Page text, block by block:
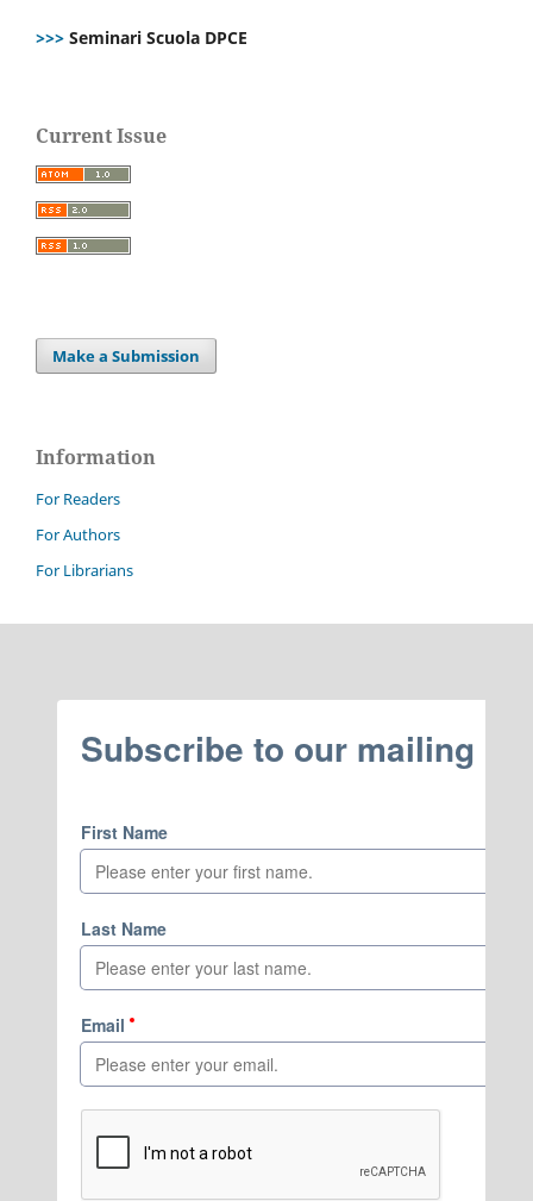
>>> Seminari Scuola DPCE
Current Issue
Make a Submission
Information
For Readers
For Authors
For Librarians